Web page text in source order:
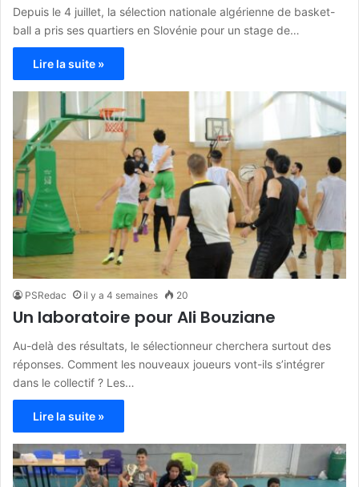
Depuis le 4 juillet, la sélection nationale algérienne de basket-
ball a pris ses quartiers en Slovénie pour un stage de…
Lire la suite »
PSRedac il y a 4 semaines 20
Un laboratoire pour Ali Bouziane
Au-delà des résultats, le sélectionneur cherchera surtout des
réponses. Comment les nouveaux joueurs vont-ils s’intégrer
dans le collectif ? Les…
Lire la suite »